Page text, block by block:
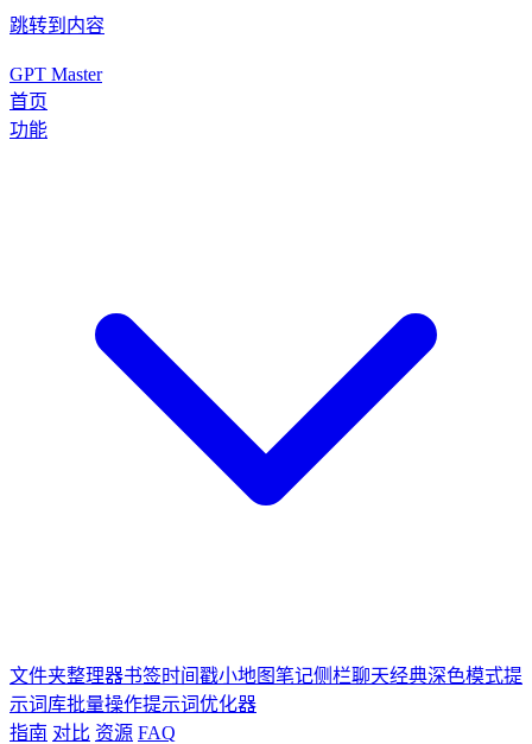
跳转到内容
GPT Master
首页
功能
文件夹整理器书签时间戳小地图笔记侧栏聊天经典深色模式提
示词库批量操作提示词优化器
指南 对比 资源 FAQ